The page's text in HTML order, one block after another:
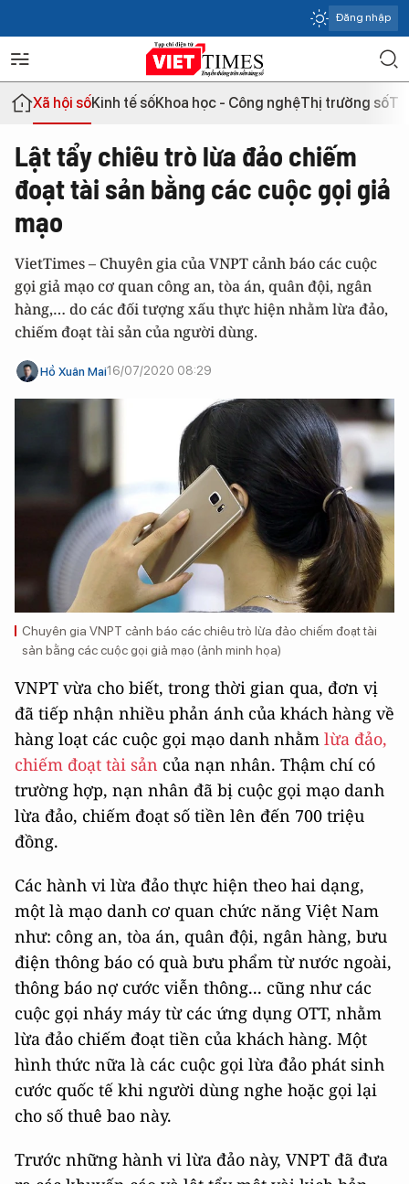
Đăng nhập
Xã hội sốKinh tế sốKhoa học - Công nghệThị trường số
Lật tẩy chiêu trò lừa đảo chiếm
đoạt tài sản bằng các cuộc gọi giả
mạo
VietTimes – Chuyên gia của VNPT cảnh báo các cuộc
gọi giả mạo cơ quan công an, tòa án, quân đội, ngân
hàng,… do các đối tượng xấu thực hiện nhằmlừa đảo,
chiếm đoạt tài sản của người dùng.
Hồ Xuân Mai16/07/2020 08:29
Chuyên gia VNPT cảnh báo các chiêu trò lừa đảo chiếm đoạt tài
sản bằng các cuộc gọi giả mạo (ảnh minh họa)
VNPT vừa cho biết, trong thời gian qua, đơn vị
đã tiếp nhận nhiều phản ánh của khách hàng về
hàng loạt các cuộc gọi mạo danh nhằm lừa đảo,
chiếm đoạt tài sản của nạn nhân. Thậm chí có
trường hợp, nạn nhân đã bị cuộc gọi mạo danh
lừa đảo, chiếm đoạt số tiền lên đến 700 triệu
đồng.
Các hành vi lừa đảo thực hiện theo hai dạng,
một là mạo danh cơ quan chức năng Việt Nam
như: công an, tòa án, quân đội, ngân hàng, bưu
điện thông báo có quà bưu phẩm từ nước ngoài,
thông báo nợ cước viễn thông... cũng như các
cuộc gọi nháy máy từ các ứng dụng OTT, nhằm
lừa đảo chiếm đoạt tiền của khách hàng. Một
hình thức nữa là các cuộc gọi lừa đảo phát sinh
cước quốc tế khi người dùng nghe hoặc gọi lại
cho số thuê bao này.
Trước những hành vi lừa đảo này, VNPT đã đưa